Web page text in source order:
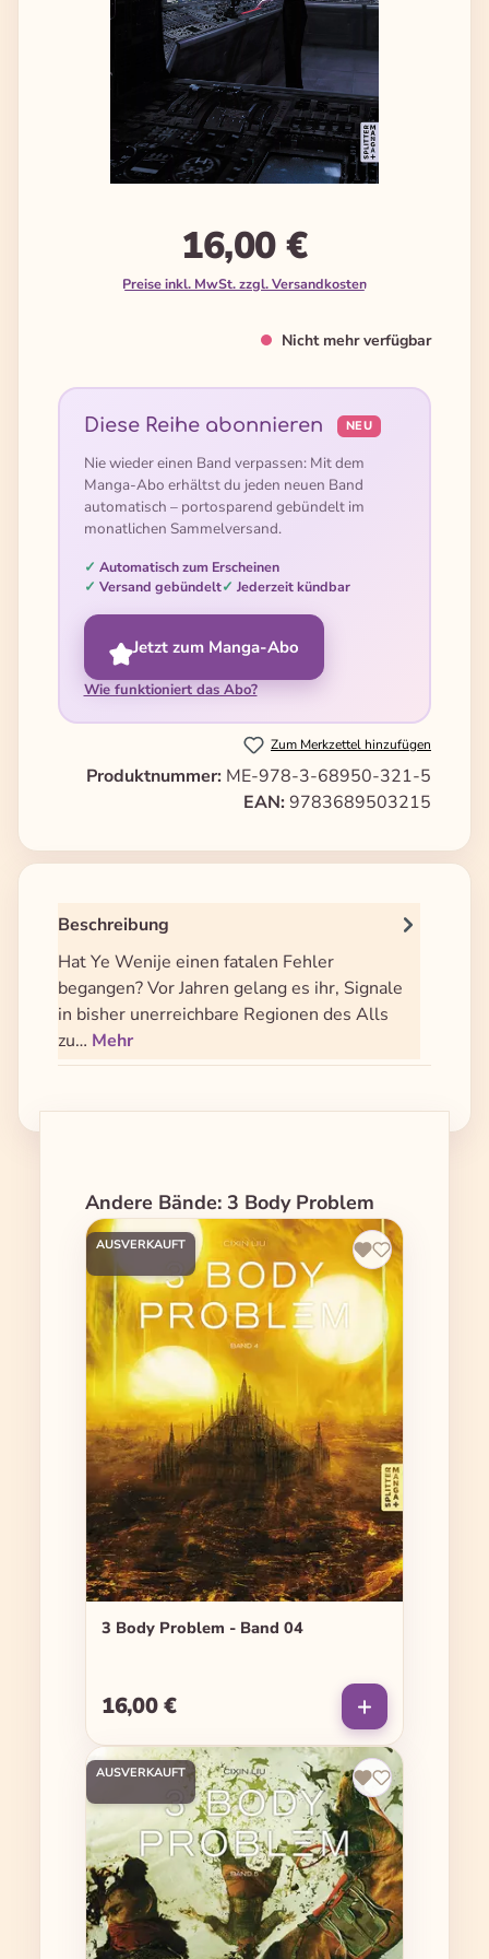
16,00 €
Preise inkl. MwSt. zzgl. Versandkosten
Nicht mehr verfügbar
Diese Reihe abonnieren NEU
Nie wieder einen Band verpassen: Mit dem
Manga-Abo erhältst du jeden neuen Band
automatisch – portosparend gebündelt im
monatlichen Sammelversand.
Automatisch zum Erscheinen
Versand gebündelt
Jederzeit kündbar
Jetzt zum Manga-Abo
Wie funktioniert das Abo?
Zum Merkzettel hinzufügen
Produktnummer: ME-978-3-68950-321-5
EAN: 9783689503215
Beschreibung
Hat Ye Wenije einen fatalen Fehler
begangen? Vor Jahren gelang es ihr, Signale
in bisher unerreichbare Regionen des Alls
zu… Mehr
Produktgalerie überspringen
Andere Bände: 3 Body Problem
AUSVERKAUFT
3 Body Problem - Band 04
Regulärer Preis:
16,00 €
AUSVERKAUFT